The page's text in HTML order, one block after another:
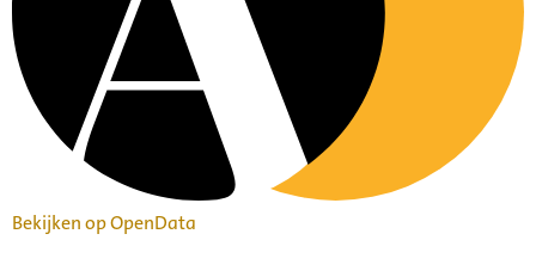
Bekijken op OpenData